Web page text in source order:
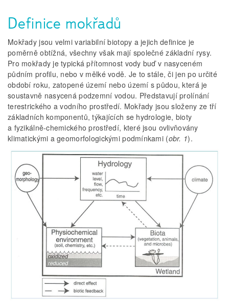
Definice mokřadů
Mokřady jsou velmi variabilní biotopy a jejich definice je
poměrně obtížná, všechny však mají společné základní rysy.
Pro mokřady je typická přítomnost vody buď v nasyceném
půdním profilu, nebo v mělké vodě. Je to stále, či jen po určité
období roku, zatopené území nebo území s půdou, která je
soustavně nasycená podzemní vodou. Představují prolínání
terestrického a vodního prostředí. Mokřady jsou složeny ze tří
základních komponentů, týkajících se hydrologie, bioty
a fyzikálně-chemického prostředí, které jsou ovlivňovány
klimatickými a geomorfologickými podmínkami (obr. 1).